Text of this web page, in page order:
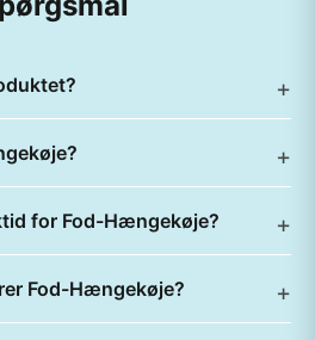
for Fod-Hængekøje?
Fod-Hængekøje?